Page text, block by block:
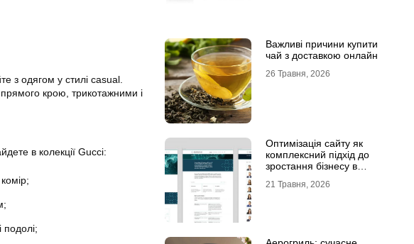
з одягом у стилі casual.
крою, трикотажними і
в колекції Gucci:
подолі;
Важливі причини купити
чай з доставкою онлайн
26 Травня, 2026
Оптимізація сайту як
комплексний підхід до
зростання бізнесу в
21 Травня, 2026